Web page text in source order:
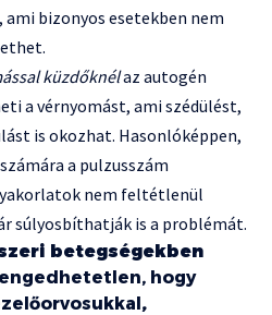
bizonyos esetekben nem
küzdőknélaz autogén
a vérnyomást, ami szédülést,
is okozhat. Hasonlóképpen,
a pulzusszám
nem feltétlenül
súlyosbíthatják is a problémát.
betegségekben
hogy
,